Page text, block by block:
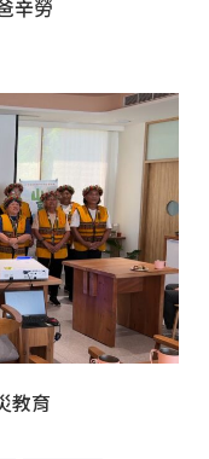
辛勞
教育